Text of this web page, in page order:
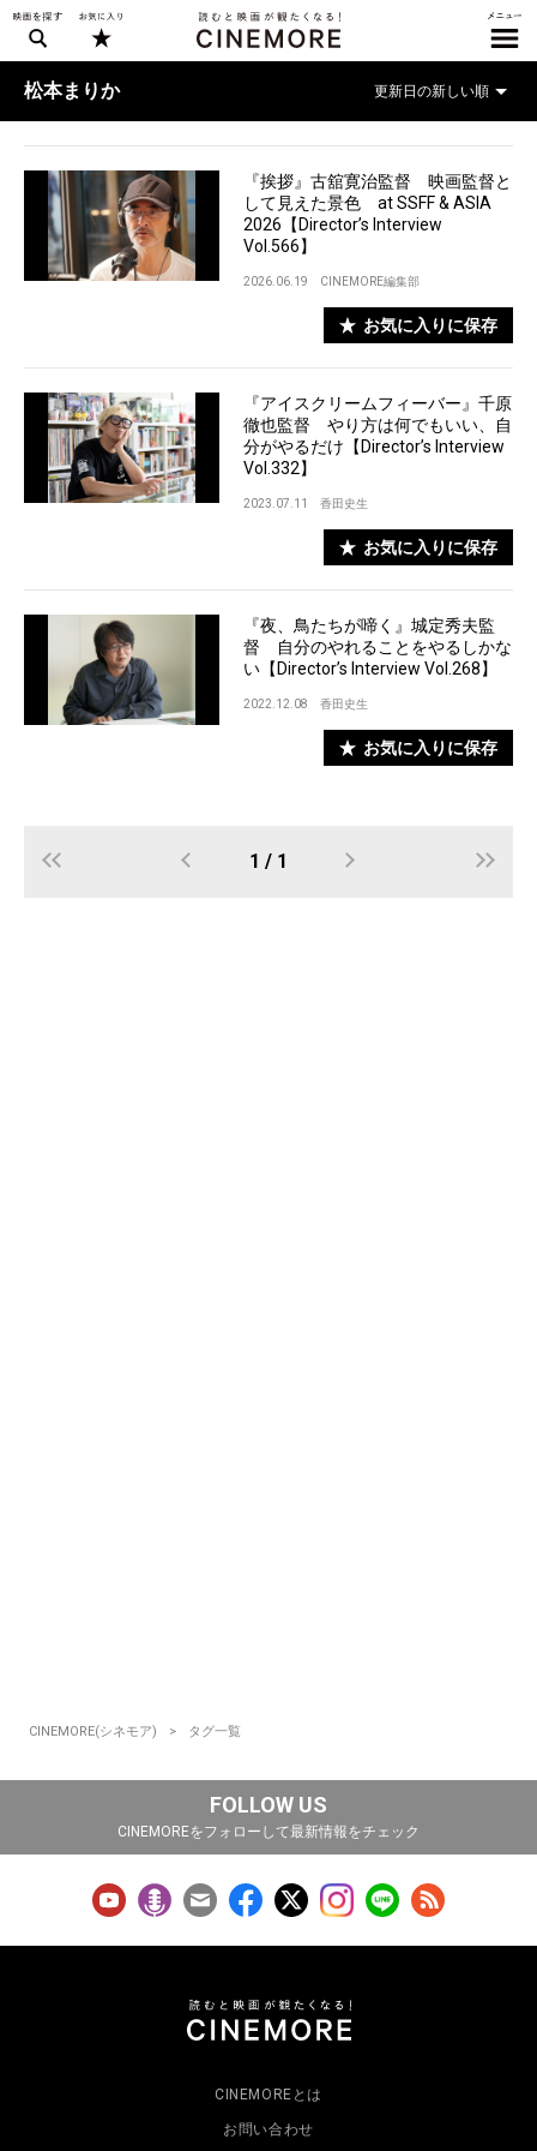
松本まりか
『挨拶』古舘寛治監督 映画監督と
して見えた景色 at SSFF & ASIA
2026【Director’s Interview
Vol.566】
2026.06.19 CINEMORE編集部
お気に入りに保存
『アイスクリームフィーバー』千原
徹也監督 やり方は何でもいい、自
分がやるだけ【Director’s Interview
Vol.332】
2023.07.11 香田史生
お気に入りに保存
『夜、鳥たちが啼く』城定秀夫監
督 自分のやれることをやるしかな
い【Director’s Interview Vol.268】
2022.12.08 香田史生
お気に入りに保存
1 / 1
CINEMORE(シネモア) タグ一覧
FOLLOW US
CINEMOREをフォローして最新情報をチェック
CINEMOREとは
お問い合わせ